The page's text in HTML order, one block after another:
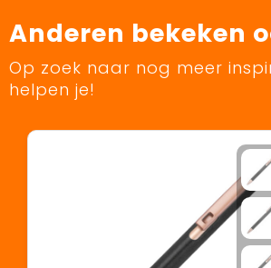
Anderen bekeken
Op zoek naar nog meer
helpen je!